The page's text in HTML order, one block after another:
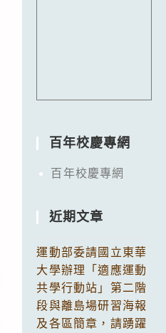
百年校慶專網
百年校慶專網
近期文章
運動部委請國立東華
大學辦理「適應運動
共學行動站」第二階
段與離島場研習海報
及各區簡章，請踴躍